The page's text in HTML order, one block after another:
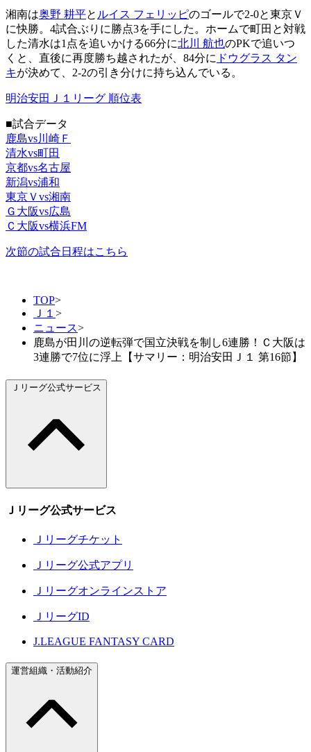
湘南は奥野 耕平と ルイス フェリッピのゴールで2-0と東京Ｖ
に快勝。4試合ぶりに勝点3を手にした。ホームで町田と対戦
した清水は1点を追いかける66分に北川 航也のPKで追いつ
くと、直後に再度勝ち越されたが、84分に ドウグラス タン
キが決めて、2-2の引き分けに持ち込んでいる。
明治安田Ｊ１リーグ 順位表
■試合データ
鹿島vs川崎Ｆ
清水vs町田
京都vs名古屋
新潟vs浦和
東京Ｖvs湘南
Ｇ大阪vs広島
Ｃ大阪vs横浜FM
次節の試合日程はこちら
TOP>
Ｊ１ >
ニュース>
鹿島が田川の逆転弾で国立決戦を制し6連勝！Ｃ大阪は
3連勝で7位に浮上【サマリー：明治安田Ｊ１ 第16節】
Ｊリーグ公式サービス
Ｊリーグ公式サービス
Ｊリーグチケット
Ｊリーグ公式アプリ
Ｊリーグオンラインストア
ＪリーグID
J.LEAGUE FANTASY CARD
運営組織・活動紹介